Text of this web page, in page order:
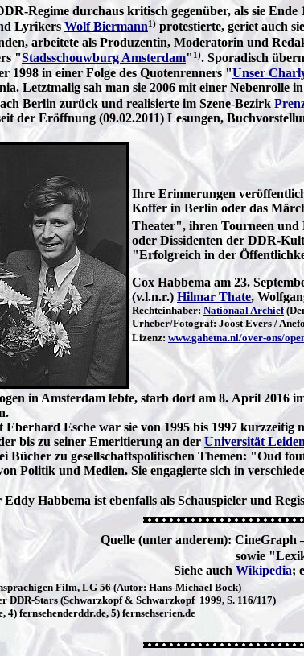
Regime durchaus kritisch gegenüber, als sie
LyrikersWolf Biermann1) protestierte, geriet auch
arbeitete als Produzentin, Moderatorin und
"Stadsschouwburg Amsterdam" 1). Sporadisch
1998 in einer Folge des Quotenrenners "Unser
Letztmalig sah man sie 2006 mit einer
Berlin zurück und realisierte im Szene-Bezirk
der Eröffnung (09.02.2011) Lesungen,
Ihre Erinnerungen
Koffer in Berlin oder das
Theater", ihren Tourneen und
oder Dissidenten der DDR-
"Erfolgreich in der
Cox Habbema am 23.
(v.l.n.r.)Hilmar Thate,
Rechteinhaber: Nationaal Archief
Urheber/Fotograf: Joost Evers /
Lizenz: www.gahetna.nl/over-ons/
in Amsterdam lebte, starb dort am 8. April
Eberhard Esche war sie von 1995 bis 1997
bis zu seiner Emeritierung an der Universität Leiden
Bücher zu gesellschaftspolitischen Themen: "Oud
Politik und Medien. Sie engagierte sich in
Habbema ist ebenfalls als Schauspieler und
Quelle (unter anderem): CineGraph
sowie
Siehe auch Wikipedia;
Film, LG 56 (Autor: Hans-Michael Bock)
DDR-Stars (Schwarzkopf & Schwarzkopf 1999, S. 116/117)
fernsehenderddr.de, 5) fernsehserien.de